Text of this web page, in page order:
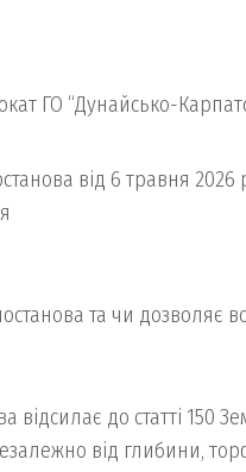
ГО “Дунайсько-
від 6 травня
та чи
відсилає до статті
від глибини,